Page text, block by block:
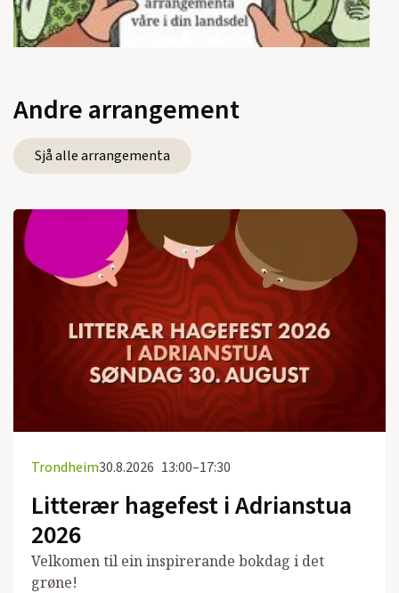
Andre arrangement
Sjå alle arrangementa
Trondheim30.8.2026 13:00–17:30
Litterær hagefest i Adrianstua
2026
Velkomen til ein inspirerande bokdag i det
grøne!